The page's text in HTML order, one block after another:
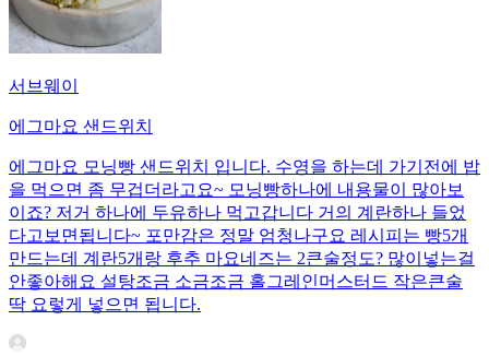
서브웨이
에그마요 샌드위치
에그마요 모닝빵 샌드위치 입니다. 수영을 하는데 가기전에 밥
을 먹으면 좀 무겁더라고요~ 모닝빵하나에 내용물이 많아보
이죠? 저거 하나에 두유하나 먹고갑니다 거의 계란하나 들었
다고보면됩니다~ 포만감은 정말 엄청나구요 레시피는 빵5개
만드는데 계란5개랑 후추 마요네즈는 2큰술정도? 많이넣는걸
안좋아해요 설탕조금 소금조금 홀그레인머스터드 작은큰술
딱 요렇게 넣으면 됩니다.